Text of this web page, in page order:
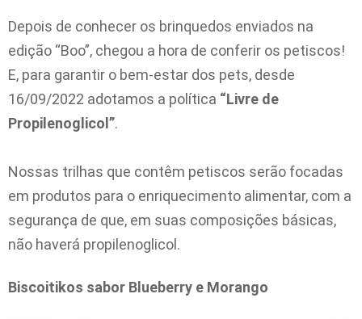
Depois de conhecer os brinquedos enviados na
edição “Boo”, chegou a hora de conferir os petiscos!
E, para garantir o bem-estar dos pets, desde
16/09/2022 adotamos a política “Livre de
Propilenoglicol”.
Nossas trilhas que contêm petiscos serão focadas
em produtos para o enriquecimento alimentar, com a
segurança de que, em suas composições básicas,
não haverá propilenoglicol.
Biscoitikos sabor Blueberry e Morango